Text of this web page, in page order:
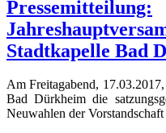
Pressemitteilung:
Stadtkapelle Bad
Am Freitagabend,
Bad Dürkheim die
Neuwahlen der Vorstandschaft